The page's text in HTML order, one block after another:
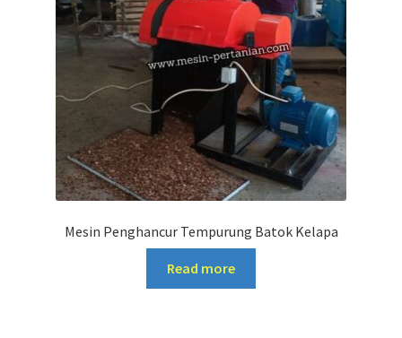
Mesin Penghancur Tempurung Batok Kelapa
Read more